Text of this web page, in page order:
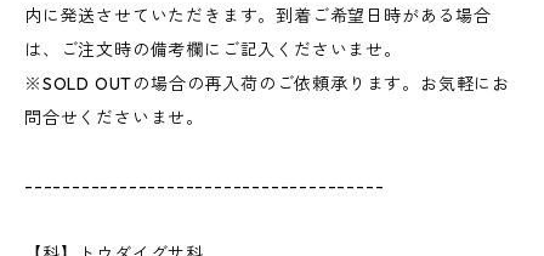
内に発送させていただきます。到着ご希望日時がある場合
は、ご注文時の備考欄にご記入くださいませ。
※SOLD OUTの場合の再入荷のご依頼承ります。お気軽にお
問合せくださいませ。
--------------------------------------